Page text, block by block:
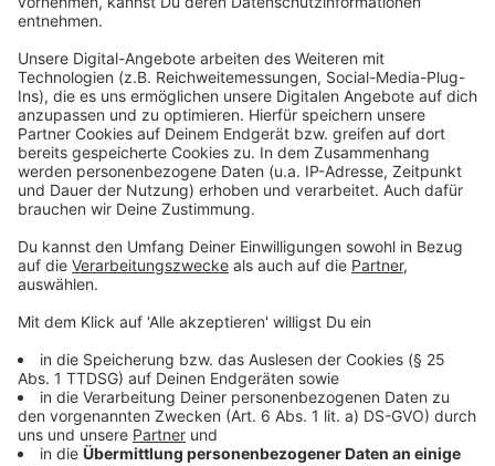
Die neu gewählte Katrin Rehse ist in der Radio-
Branche keine Unbekannte. Sie war 20 Jahre im
Lokalradio tätig, bei Radio Leverkusen und zuletzt bei
Radio Berg Chefredakteurin. Vor sieben Jahren
wechselte die Kommunikationsexpertin die berufliche
Berufung. Rehse ist Prokuristin und Leiterin der
Unternehmenskommunikation der Stadttochter
Stadtteilentwicklungsgesellschaft Wiesdorf/Manfort
mbH. „Ich freue mich, das starke Team um
Chefredakteur Michael Thuge auf Gremienebene
unterstützen zu können“, kommentiert Katrin Rehse
ihre Wahl zur zweiten Stellvertreterin.
Anzeige
Aufgaben der Veranstaltergemeinschaft